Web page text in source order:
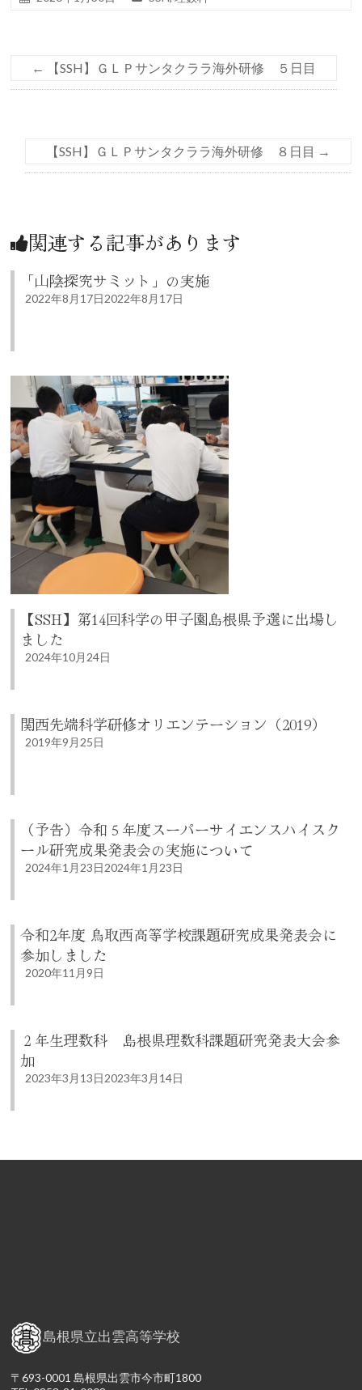
← 【SSH】ＧＬＰサンタクララ海外研修 ５日目
【SSH】ＧＬＰサンタクララ海外研修 ８日目 →
関連する記事があります
「山陰探究サミット」の実施
2022年8月17日2022年8月17日
【SSH】第14回科学の甲子園島根県予選に出場し
ました
2024年10月24日
関西先端科学研修オリエンテーション（2019）
2019年9月25日
（予告）令和５年度スーパーサイエンスハイスク
ール研究成果発表会の実施について
2024年1月23日2024年1月23日
令和2年度 鳥取西高等学校課題研究成果発表会に
参加しました
2020年11月9日
２年生理数科 島根県理数科課題研究発表大会参
加
2023年3月13日2023年3月14日
島根県立出雲高等学校
〒693-0001 島根県出雲市今市町1800